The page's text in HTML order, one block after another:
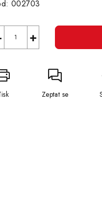
002703
+
Zeptat se